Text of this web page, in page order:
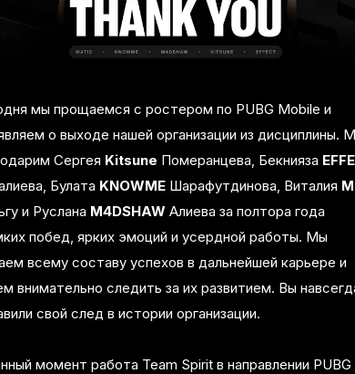
мы прощаемся с ростером по PUBG Mobile и
о выходе нашей организации из дисциплины.
Сергея Kitsune Померанцева, Бекнияза
Булата KNOWME Шарафутдинова, Виталия
и Руслана M4DSHAW Алиева за полтора года
побед, ярких эмоций и усердной работы. Мы
всему составу успехов в дальнейшей карьере и
внимательно следить за их развитием. Вы
свой след в истории организации.
момент работа Team Spirit в направлении PUBG